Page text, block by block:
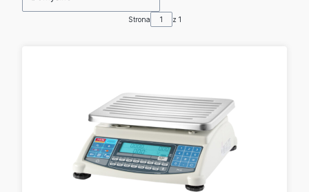
Strona z 1